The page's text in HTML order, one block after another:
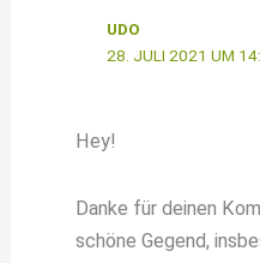
UDO
28. JULI 2021 UM
Hey!
Danke für deinen
schöne Gegend,